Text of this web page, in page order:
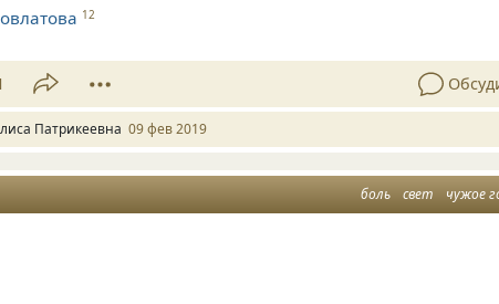
12
Патрикеевна 09 фев 2019
боль свет чужое